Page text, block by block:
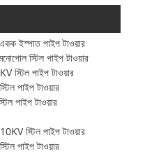
একক ইস্পাত পাইপ টাওয়ার
স্টিল পাইপ টাওয়ার
স্টিল পাইপ টাওয়ার
পাইপ টাওয়ার
পাইপ টাওয়ার
10KV স্টিল পাইপ টাওয়ার
পাইপ টাওয়ার